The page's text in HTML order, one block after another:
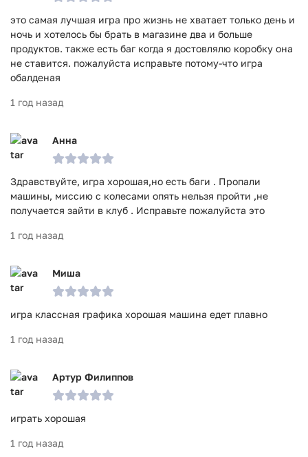
это самая лучшая игра про жизнь не хватает только день и
ночь и хотелось бы брать в магазине два и больше
продуктов. также есть баг когда я достовлялю коробку она
не ставится. пожалуйста исправьте потому-что игра
обалденая
1 год назад
Анна
Здравствуйте, игра хорошая,но есть баги . Пропали
машины, миссию с колесами опять нельзя пройти ,не
получается зайти в клуб . Исправьте пожалуйста это
1 год назад
Миша
игра классная графика хорошая машина едет плавно
1 год назад
Артур Филиппов
играть хорошая
1 год назад